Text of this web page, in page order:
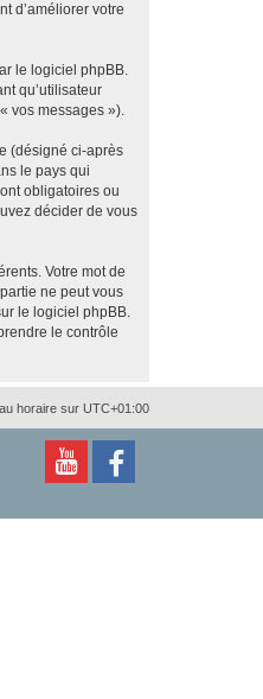
d’améliorer votre
le logiciel phpBB.
qu’utilisateur
vos messages »).
(désigné ci-après
le pays qui
obligatoires ou
décider de vous
Votre mot de
ne peut vous
le logiciel phpBB.
le contrôle
horaire sur UTC+01:00